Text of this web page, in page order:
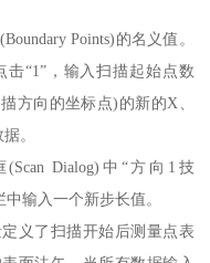
Points)的名义值。
“1”，输入扫描起始点数
方向的坐标点)的新的X、
。
Dialog)中“方向1技
中输入一个新步长值。
义了扫描开始后测量点表